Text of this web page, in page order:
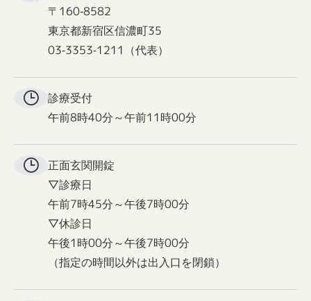
〒160-8582
東京都新宿区信濃町35
03-3353-1211（代表）
診療受付
午前8時40分～午前11時00分
正面玄関開錠
▽診療日
午前7時45分～午後7時00分
▽休診日
午後1時00分～午後7時00分
（指定の時間以外は出入口を閉鎖）